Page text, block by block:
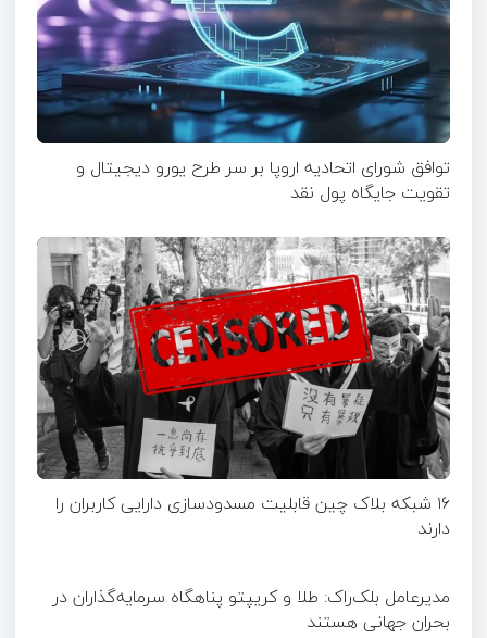
توافق شورای اتحادیه اروپا بر سر طرح یورو دیجیتال و
تقویت جایگاه پول نقد
۱۶ شبکه بلاک چین قابلیت مسدودسازی دارایی کاربران را
دارند
مدیرعامل بلک‌راک: طلا و کریپتو پناهگاه سرمایه‌گذاران در
بحران جهانی هستند